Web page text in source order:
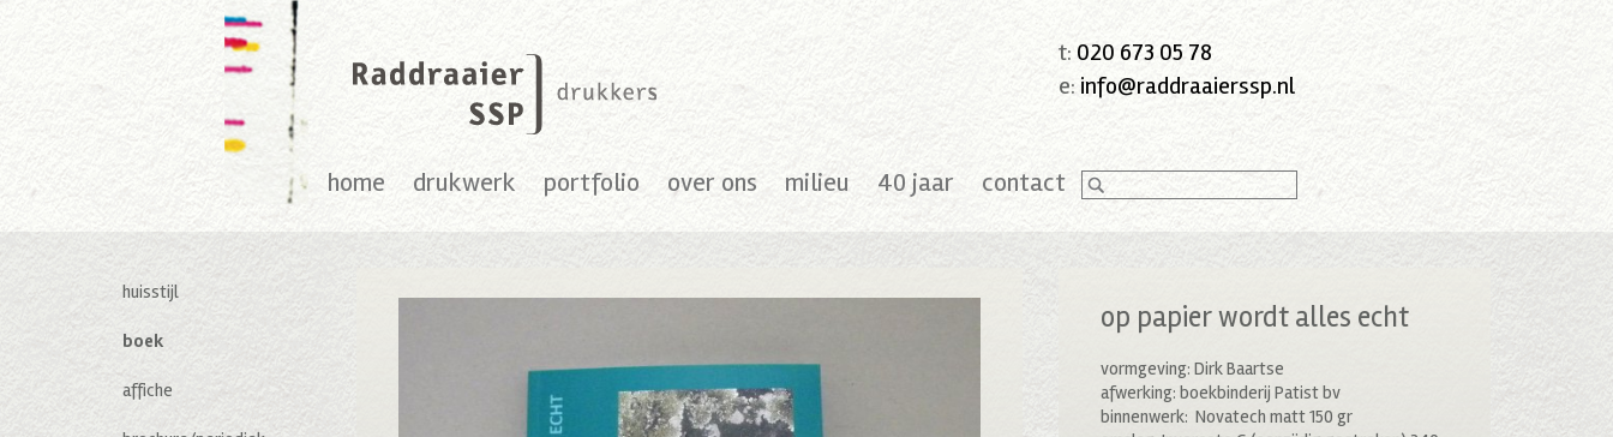
t: 020 673 05 78
e: info@raddraaierssp.nl
home drukwerk portfolio over ons milieu 40 jaar contact
huisstijl
boek
affiche
op papier wordt alles echt
vormgeving: Dirk Baartse
afwerking: boekbinderij Patist bv
binnenwerk: Novatech matt 150 gr